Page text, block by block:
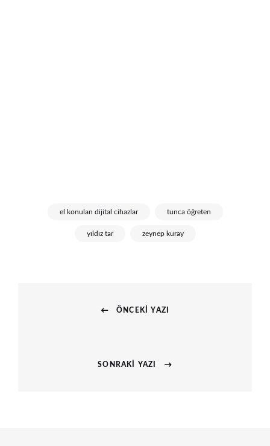
el konulan dijital cihazlar tunca öğreten
yıldız tar zeynep kuray
ÖNCEKI YAZI
SONRAKI YAZI